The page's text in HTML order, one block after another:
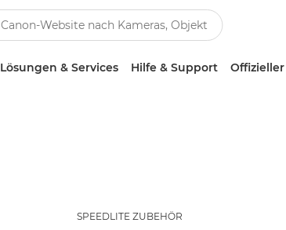
Lösungen & Services Hilfe & Support
SPEEDLITE ZUBEHÖR